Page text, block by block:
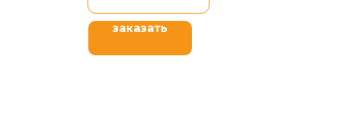
заказать